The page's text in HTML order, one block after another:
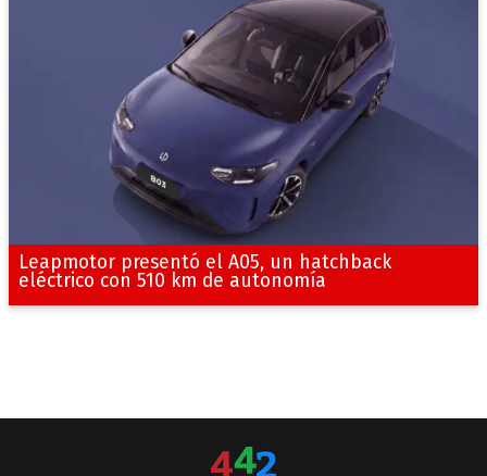
Leapmotor presentó el A05, un hatchback
eléctrico con 510 km de autonomía